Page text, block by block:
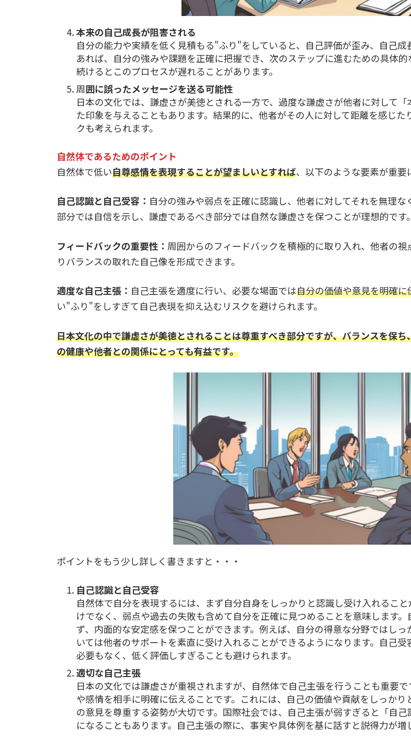
本来の自己成長が阻害される
自分の能力や実績を低く見積もる"ふり"をしていると、自己評価が歪み、自己
あれば、自分の強みや課題を正確に把握でき、次のステップに進むための具体
続けるとこのプロセスが遅れることがあります。
周囲に誤ったメッセージを送る可能性
日本の文化では、謙虚さが美徳とされる一方で、過度な謙虚さが他者に対して
た印象を与えることもあります。結果的に、他者がその人に対して距離を感じ
クも考えられます。
自然体であるためのポイント
自然体で低い自尊感情を表現することが望ましいとすれば、以下のような要素が重要
自己認識と自己受容： 自分の強みや弱点を正確に認識し、他者に対してそれを無理
部分では自信を示し、謙虚であるべき部分では自然な謙虚さを保つことが理想的です。
フィードバックの重要性： 周囲からのフィードバックを積極的に取り入れ、他者の
りバランスの取れた自己像を形成できます。
適度な自己主張： 自己主張を適度に行い、必要な場面では自分の価値や意見を明確
い"ふり"をしすぎて自己表現を抑え込むリスクを避けられます。
日本文化の中で謙虚さが美徳とされることは尊重すべき部分ですが、バランスを保
の健康や他者との関係にとっても有益です。
ポイントをもう少し詳しく書きますと・・・
自己認識と自己受容
自然体で自分を表現するには、まず自分自身をしっかりと認識し受け入れるこ
けでなく、弱点や過去の失敗も含めて自分を正確に見つめることを意味します
ず、内面的な安定感を保つことができます。例えば、自分の得意な分野ではし
いては他者のサポートを素直に受け入れることができるようになります。自己
必要もなく、低く評価しすぎることも避けられます。
適切な自己主張
日本の文化では謙虚さが重視されますが、自然体で自己主張を行うことも重要
や感情を相手に明確に伝えることです。これには、自己の価値や貢献をしっか
の意見を尊重する姿勢が大切です。国際社会では、自己主張が弱すぎると「自
になることもあります。自己主張の際に、事実や具体例を基に話すと説得力が増